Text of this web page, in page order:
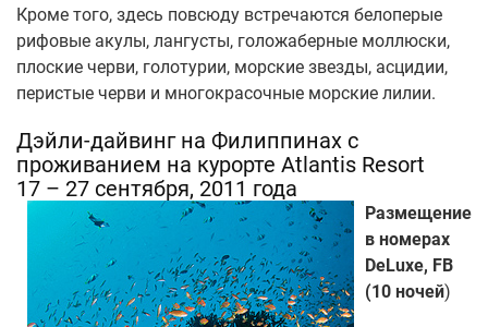
Кроме того, здесь повсюду встречаются белоперые
рифовые акулы, лангусты, голожаберные моллюски,
плоские черви, голотурии, морские звезды, асцидии,
перистые черви и многокрасочные морские лилии.
Дэйли-дайвинг на Филиппинах с
проживанием на курорте Atlantis Resort
17 – 27 сентября, 2011 года
Размещение
в номерах
DeLuxe, FB
(10 ночей)